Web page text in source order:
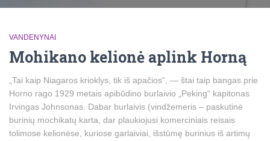
VANDENYNAI
Mohikano kelionė aplink Horną
„Tai kaip Niagaros krioklys, tik iš apačios“, — štai taip bangas prie
Horno rago 1929 metais apibūdino burlaivio „Peking“ kapitonas
Irvingas Johnsonas. Dabar burlaivis (vindžemeris – paskutinė
burinių mochikatų karta, dar plaukiojusi komerciniais reisais
tolimose kelionėse, kuriose garlaiviai, išstūmę burinius iš artimų